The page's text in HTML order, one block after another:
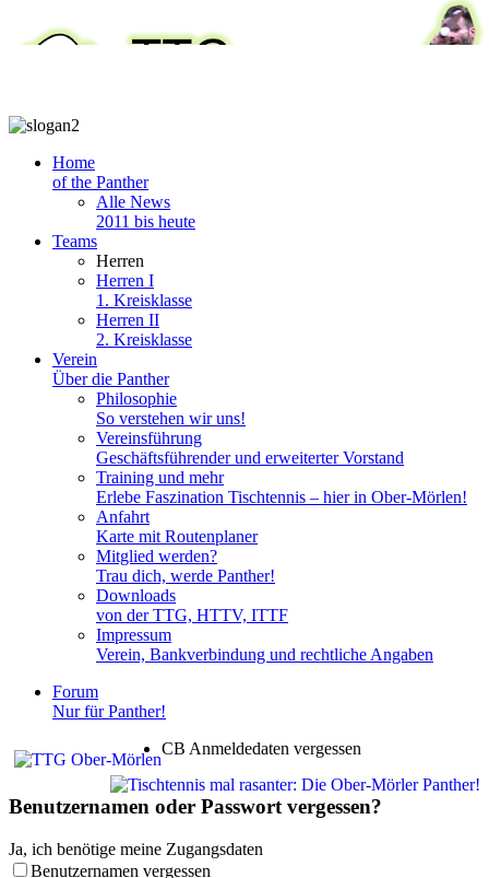
Home
of the Panther
Alle News
2011 bis heute
Teams
Herren
Herren I
1. Kreisklasse
Herren II
2. Kreisklasse
Verein
Über die Panther
Philosophie
So verstehen wir uns!
Vereinsführung
Geschäftsführender und erweiterter Vorstand
Training und mehr
Erlebe Faszination Tischtennis – hier in Ober-Mörlen!
Anfahrt
Karte mit Routenplaner
Mitglied werden?
Trau dich, werde Panther!
Downloads
von der TTG, HTTV, ITTF
Impressum
Verein, Bankverbindung und rechtliche Angaben
Forum
Nur für Panther!
CB Anmeldedaten vergessen
Benutzernamen oder Passwort vergessen?
Ja, ich benötige meine Zugangsdaten
Benutzernamen vergessen